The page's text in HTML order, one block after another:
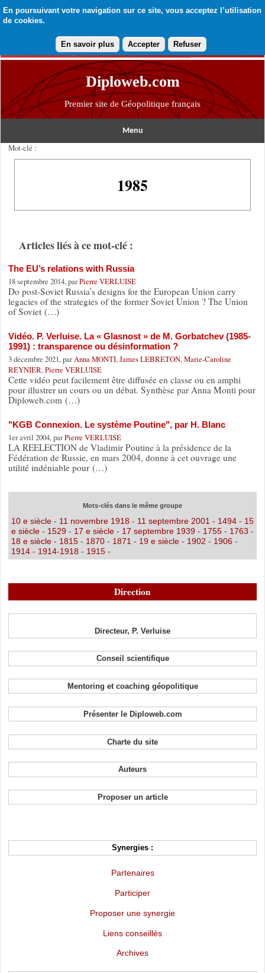
En poursuivant votre navigation sur ce site, vous acceptez l’utilisation
de cookies.
En savoir plus Accepter Refuser
Diploweb.com
Premier site de Géopolitique français
Menu
Mot-clé :
1985
Articles liés à ce mot-clé :
The EU’s relations with Russia
18 septembre 2014, parPierre VERLUISE
Do post-Soviet Russia’s designs for the European Union carry
legacies of the strategies of the former Soviet Union ? The Union
of Soviet (…)
Vidéo. P. Verluise. La « Glasnost » de M. Gorbatchev (1985-
1991) : transparence ou désinformation ?
3 décembre 2021, parAnna MONTI, James LEBRETON, Marie-Caroline
REYNIER, Pierre VERLUISE
Cette vidéo peut facilement être diffusée en classe ou en amphi
pour illustrer un cours ou un débat. Synthèse par Anna Monti pour
Diploweb.com (…)
"KGB Connexion. Le système Poutine", par H. Blanc
1er avril 2004, parPierre VERLUISE
LA REELECTION de Vladimir Poutine à la présidence de la
Fédération de Russie, en mars 2004, donne à cet ouvrage une
utilité indéniable pour (…)
Mots-clés dans le même groupe
10 e siècle - 11 novembre 1918 - 11 septembre 2001 - 1494- 15
e siècle - 1529- 17 e siècle- 17 septembre 1939- 1755- 1763 -
18 e siècle- 1815- 1870- 1871 - 19 e siècle- 1902 - 1906 -
1914- 1914-1918 - 1915-
Direction
Directeur, P. Verluise
Conseil scientifique
Mentoring et coaching géopolitique
Présenter le Diploweb.com
Charte du site
Auteurs
Proposer un article
Synergies :
Partenaires
Participer
Proposer une synergie
Liens conseillés
Archives